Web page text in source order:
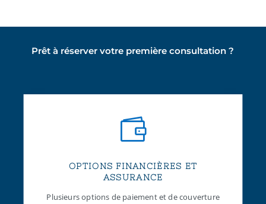
Prêt à réserver votre première consultation ?

OPTIONS FINANCIÈRES ET
ASSURANCE
Plusieurs options de paiement et de couverture